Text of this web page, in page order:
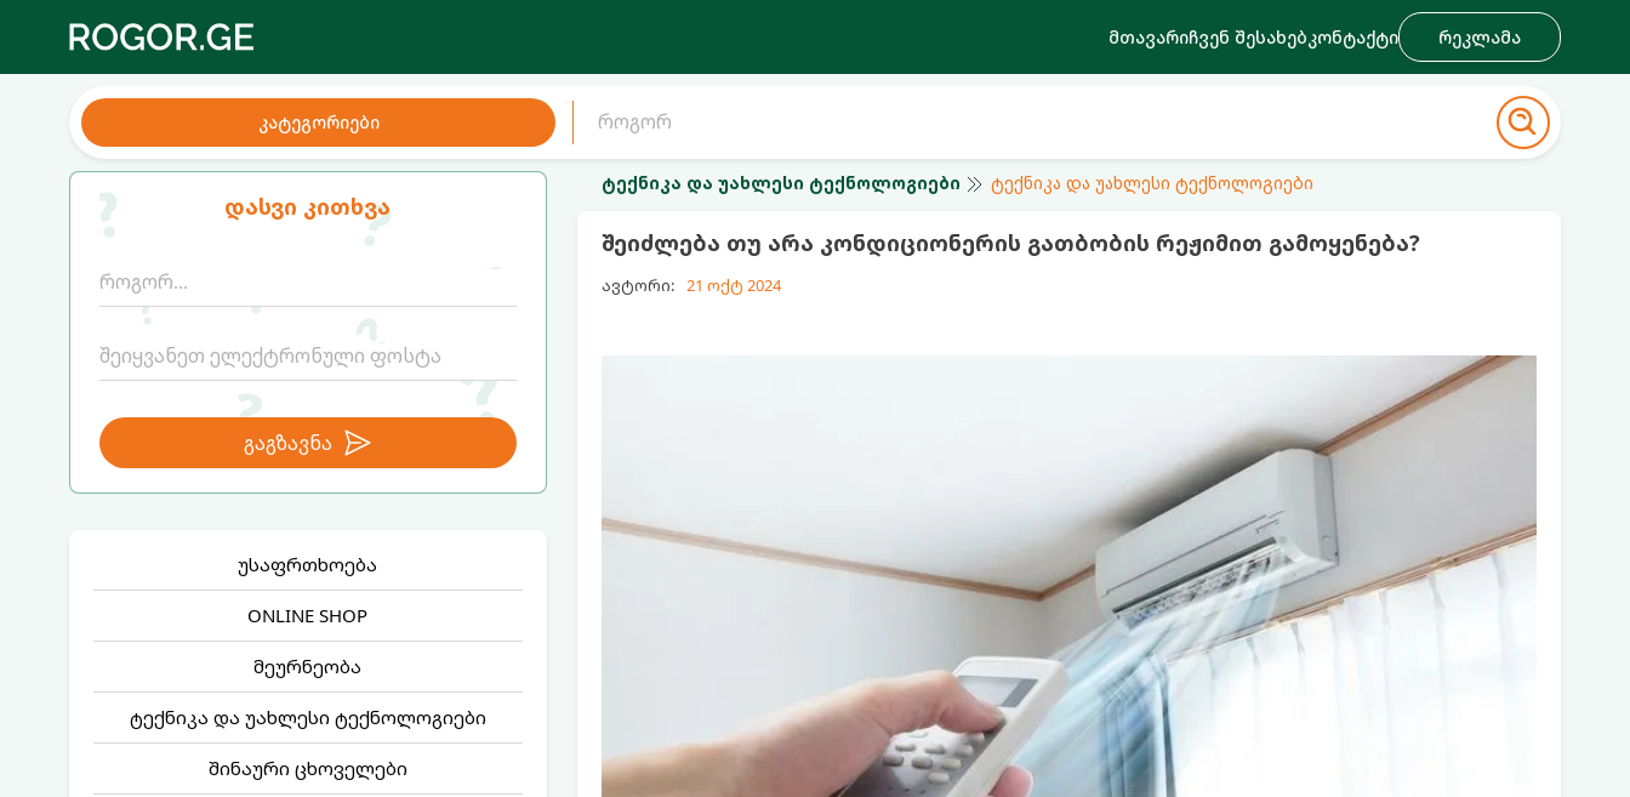
მთავარიჩვენ შესახებკონტაქტი რეკლამა
კატეგორიები
დასვი კითხვა
გაგზავნა
უსაფრთხოება
ONLINE SHOP
მეურნეობა
ტექნიკა და უახლესი ტექნოლოგიები
შინაური ცხოველები
ტექნიკა და უახლესი ტექნოლოგიები ტექნიკა და უახლესი ტექნოლოგიები
შეიძლება თუ არა კონდიციონერის გათბობის რეჟიმით გამოყენება?
ავტორი: 21 ოქტ 2024